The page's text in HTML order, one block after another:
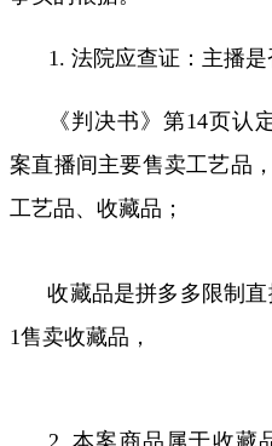
1. 法院应查证：主播是
《判决书》第14页认
案直播间主要售卖工艺品
工艺品、收藏品；
收藏品是拼多多限制直
1售卖收藏品，
2.本案商品属于收藏